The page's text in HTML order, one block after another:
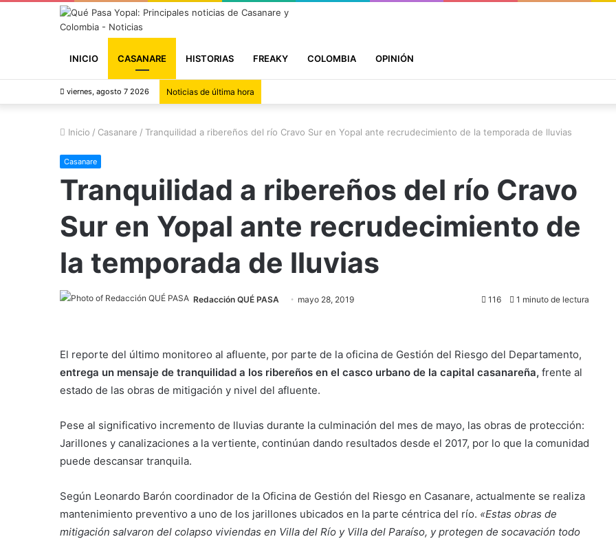
INICIO CASANARE HISTORIAS FREAKY COLOMBIA OPINIÓN
viernes, agosto 7 2026 Noticias de última hora
Inicio / Casanare / Tranquilidad a ribereños del río Cravo Sur en Yopal ante recrudecimiento de la temporada de lluvias
Casanare
Tranquilidad a ribereños del río Cravo
Sur en Yopal ante recrudecimiento de
la temporada de lluvias
Redacción QUÉ PASA mayo 28, 2019 116 1 minuto de lectura
El reporte del último monitoreo al afluente, por parte de la oficina de Gestión del Riesgo del Departamento,
entrega un mensaje de tranquilidad a los ribereños en el casco urbano de la capital casanareña, frente al
estado de las obras de mitigación y nivel del afluente.
Pese al significativo incremento de lluvias durante la culminación del mes de mayo, las obras de protección:
Jarillones y canalizaciones a la vertiente, continúan dando resultados desde el 2017, por lo que la comunidad
puede descansar tranquila.
Según Leonardo Barón coordinador de la Oficina de Gestión del Riesgo en Casanare, actualmente se realiza
mantenimiento preventivo a uno de los jarillones ubicados en la parte céntrica del río. «Estas obras de
mitigación salvaron del colapso viviendas en Villa del Río y Villa del Paraíso, y protegen de socavación todo